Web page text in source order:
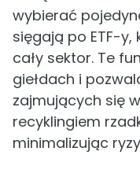
wybierać
sięgają po ETF-
cały sektor. Te
giełdach i
zajmujących się
recyklingiem
minimalizując